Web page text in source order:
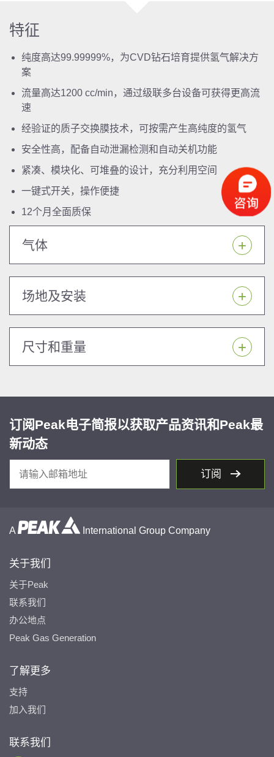
特征
纯度高达99.99999%，为CVD钻石培育提供氢气解决方
案
流量高达1200 cc/min，通过级联多台设备可获得更高流
速
经验证的质子交换膜技术，可按需产生高纯度的氢气
安全性高，配备自动泄漏检测和自动关机功能
紧凑、模块化、可堆叠的设计，充分利用空间
一键式开关，操作便捷
12个月全面质保
气体
场地及安装
尺寸和重量
订阅Peak电子简报以获取产品资讯和Peak最
新动态
订阅
A International Group Company
关于我们
关于Peak
联系我们
办公地点
Peak Gas Generation
了解更多
支持
加入我们
联系我们